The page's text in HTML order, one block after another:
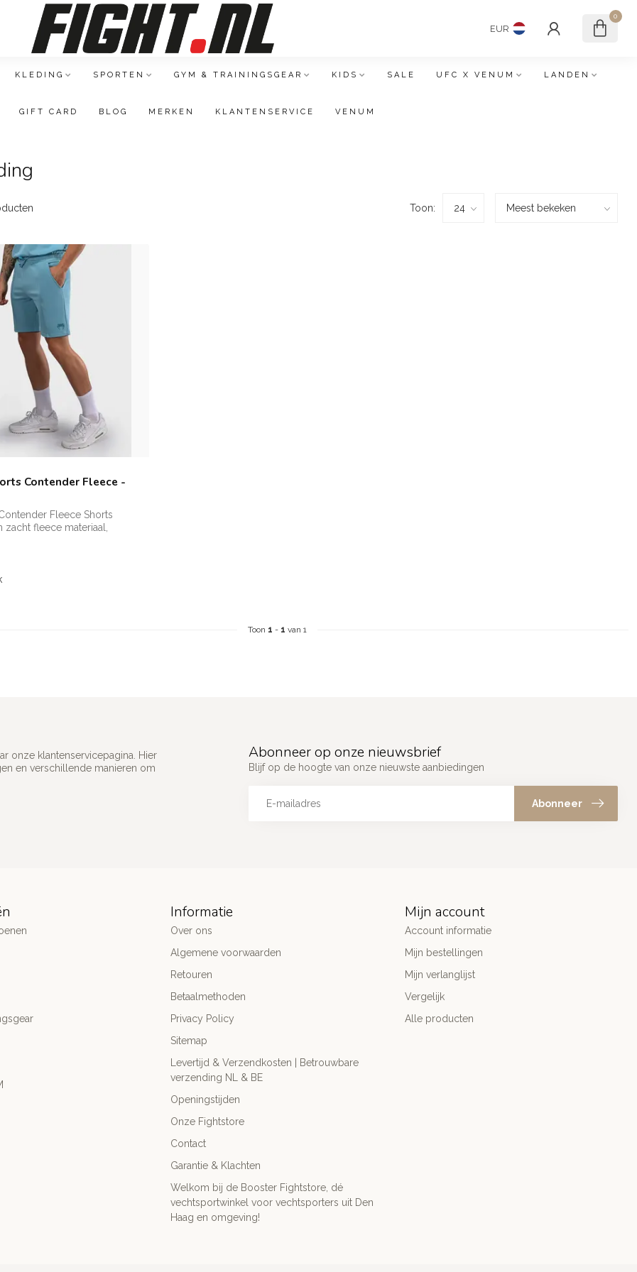
EUR
0
KLEDING SPORTEN GYM & TRAININGSGEAR KIDS SALE UFC X VENUM LANDEN
GIFT CARD BLOG MERKEN KLANTENSERVICE VENUM
Toon:
Contender Fleece -
Fleece Shorts
fleece materiaal,
Toon 1 - 1 van 1
onze klantenservicepagina. Hier
en verschillende manieren om
Abonneer op onze nieuwsbrief
Blijf op de hoogte van onze nieuwste aanbiedingen
Abonneer
Informatie
Over ons
Algemene voorwaarden
Retouren
Betaalmethoden
Privacy Policy
Sitemap
Levertijd & Verzendkosten | Betrouwbare
verzending NL & BE
Openingstijden
Onze Fightstore
Contact
Garantie & Klachten
Welkom bij de Booster Fightstore, dé
vechtsportwinkel voor vechtsporters uit Den
Haag en omgeving!
Mijn account
Account informatie
Mijn bestellingen
Mijn verlanglijst
Vergelijk
Alle producten